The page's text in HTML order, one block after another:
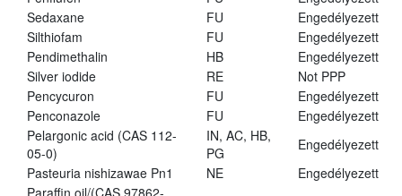
Sedaxane
FU
Engedélyezett
Silthiofam
FU
Engedélyezett
Pendimethalin
HB
Engedélyezett
Silver iodide
RE
Not PPP
Pencycuron
FU
Engedélyezett
Penconazole
FU
Engedélyezett
Pelargonic acid (CAS 112-
05-0)
IN, AC, HB,
PG
Engedélyezett
Pasteuria nishizawae Pn1
NE
Engedélyezett